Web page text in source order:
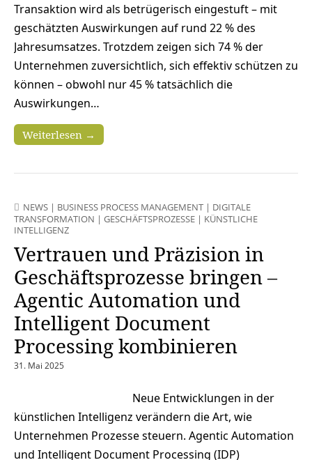
Transaktion wird als betrügerisch eingestuft – mit
geschätzten Auswirkungen auf rund 22 % des
Jahresumsatzes. Trotzdem zeigen sich 74 % der
Unternehmen zuversichtlich, sich effektiv schützen zu
können – obwohl nur 45 % tatsächlich die
Auswirkungen…
Weiterlesen →
NEWS | BUSINESS PROCESS MANAGEMENT | DIGITALE
TRANSFORMATION | GESCHÄFTSPROZESSE | KÜNSTLICHE
INTELLIGENZ
Vertrauen und Präzision in
Geschäftsprozesse bringen –
Agentic Automation und
Intelligent Document
Processing kombinieren
31. Mai 2025
Neue Entwicklungen in der
künstlichen Intelligenz verändern die Art, wie
Unternehmen Prozesse steuern. Agentic Automation
und Intelligent Document Processing (IDP)